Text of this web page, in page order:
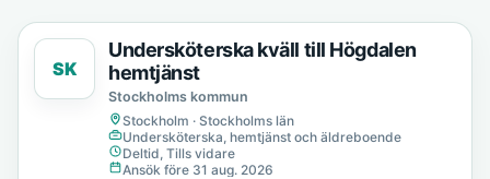
SK
Undersköterska kväll till Högdalen
hemtjänst
Stockholms kommun
Stockholm · Stockholms län
Undersköterska, hemtjänst och äldreboende
Deltid, Tills vidare
Ansök före 31 aug. 2026